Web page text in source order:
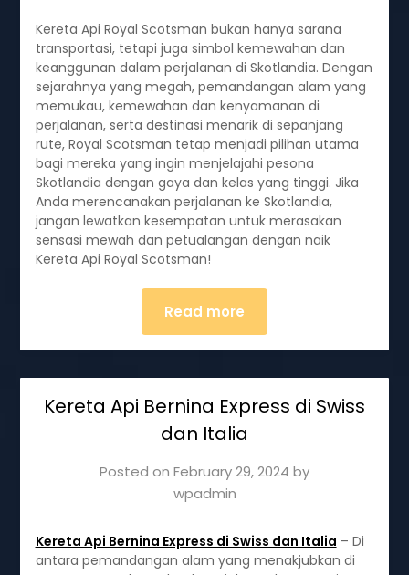
Kereta Api Royal Scotsman bukan hanya sarana
transportasi, tetapi juga simbol kemewahan dan
keanggunan dalam perjalanan di Skotlandia. Dengan
sejarahnya yang megah, pemandangan alam yang
memukau, kemewahan dan kenyamanan di
perjalanan, serta destinasi menarik di sepanjang
rute, Royal Scotsman tetap menjadi pilihan utama
bagi mereka yang ingin menjelajahi pesona
Skotlandia dengan gaya dan kelas yang tinggi. Jika
Anda merencanakan perjalanan ke Skotlandia,
jangan lewatkan kesempatan untuk merasakan
sensasi mewah dan petualangan dengan naik
Kereta Api Royal Scotsman!
Read more
Kereta Api Bernina Express di Swiss
dan Italia
Posted on February 29, 2024 by
wpadmin
Kereta Api Bernina Express di Swiss dan Italia – Di
antara pemandangan alam yang menakjubkan di